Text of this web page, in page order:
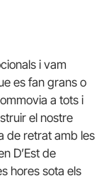
i vam
es fan grans o
a tots i
el nostre
de retrat amb les
D’Est de
hores sota els